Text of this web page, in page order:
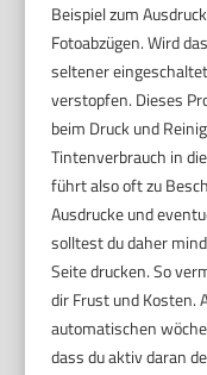
Beispiel zum
Fotoabzügen. Wird
seltener
verstopfen. Dieses
beim Druck und
Tintenverbrauch in
führt also oft zu
Ausdrucke und
solltest du daher
Seite drucken. So
dir Frust und Kosten.
automatischen
dass du aktiv daran